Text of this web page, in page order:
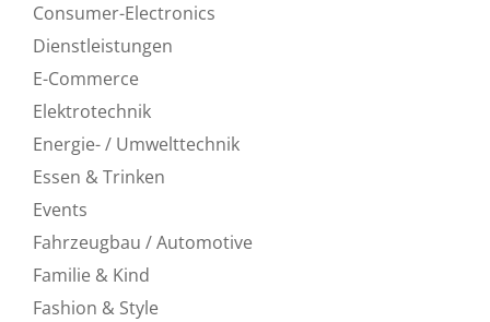
Consumer-Electronics
Dienstleistungen
E-Commerce
Elektrotechnik
Energie- / Umwelttechnik
Essen & Trinken
Events
Fahrzeugbau / Automotive
Familie & Kind
Fashion & Style